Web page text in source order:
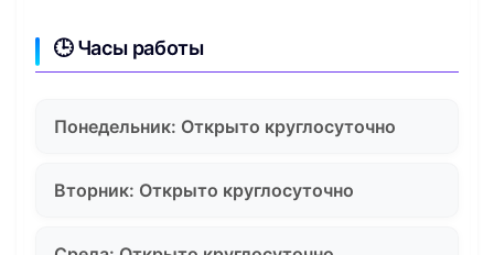
🕒 Часы работы
Понедельник: Открыто круглосуточно
Вторник: Открыто круглосуточно